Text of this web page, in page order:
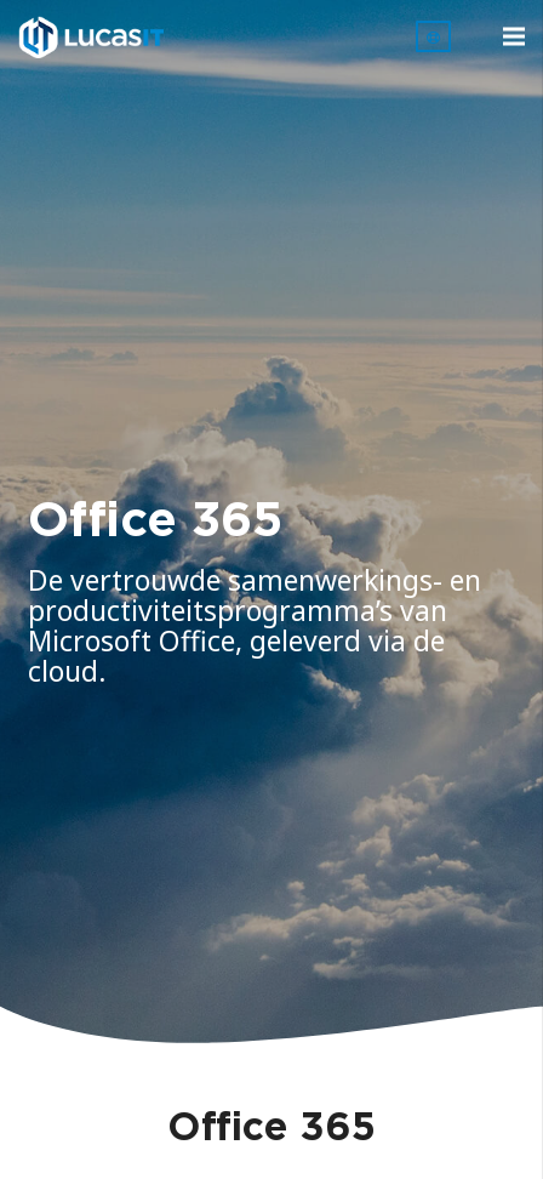
Office 365
De vertrouwde samenwerkings- en
productiviteitsprogramma’s van
Microsoft Office, geleverd via de
cloud.
Office 365